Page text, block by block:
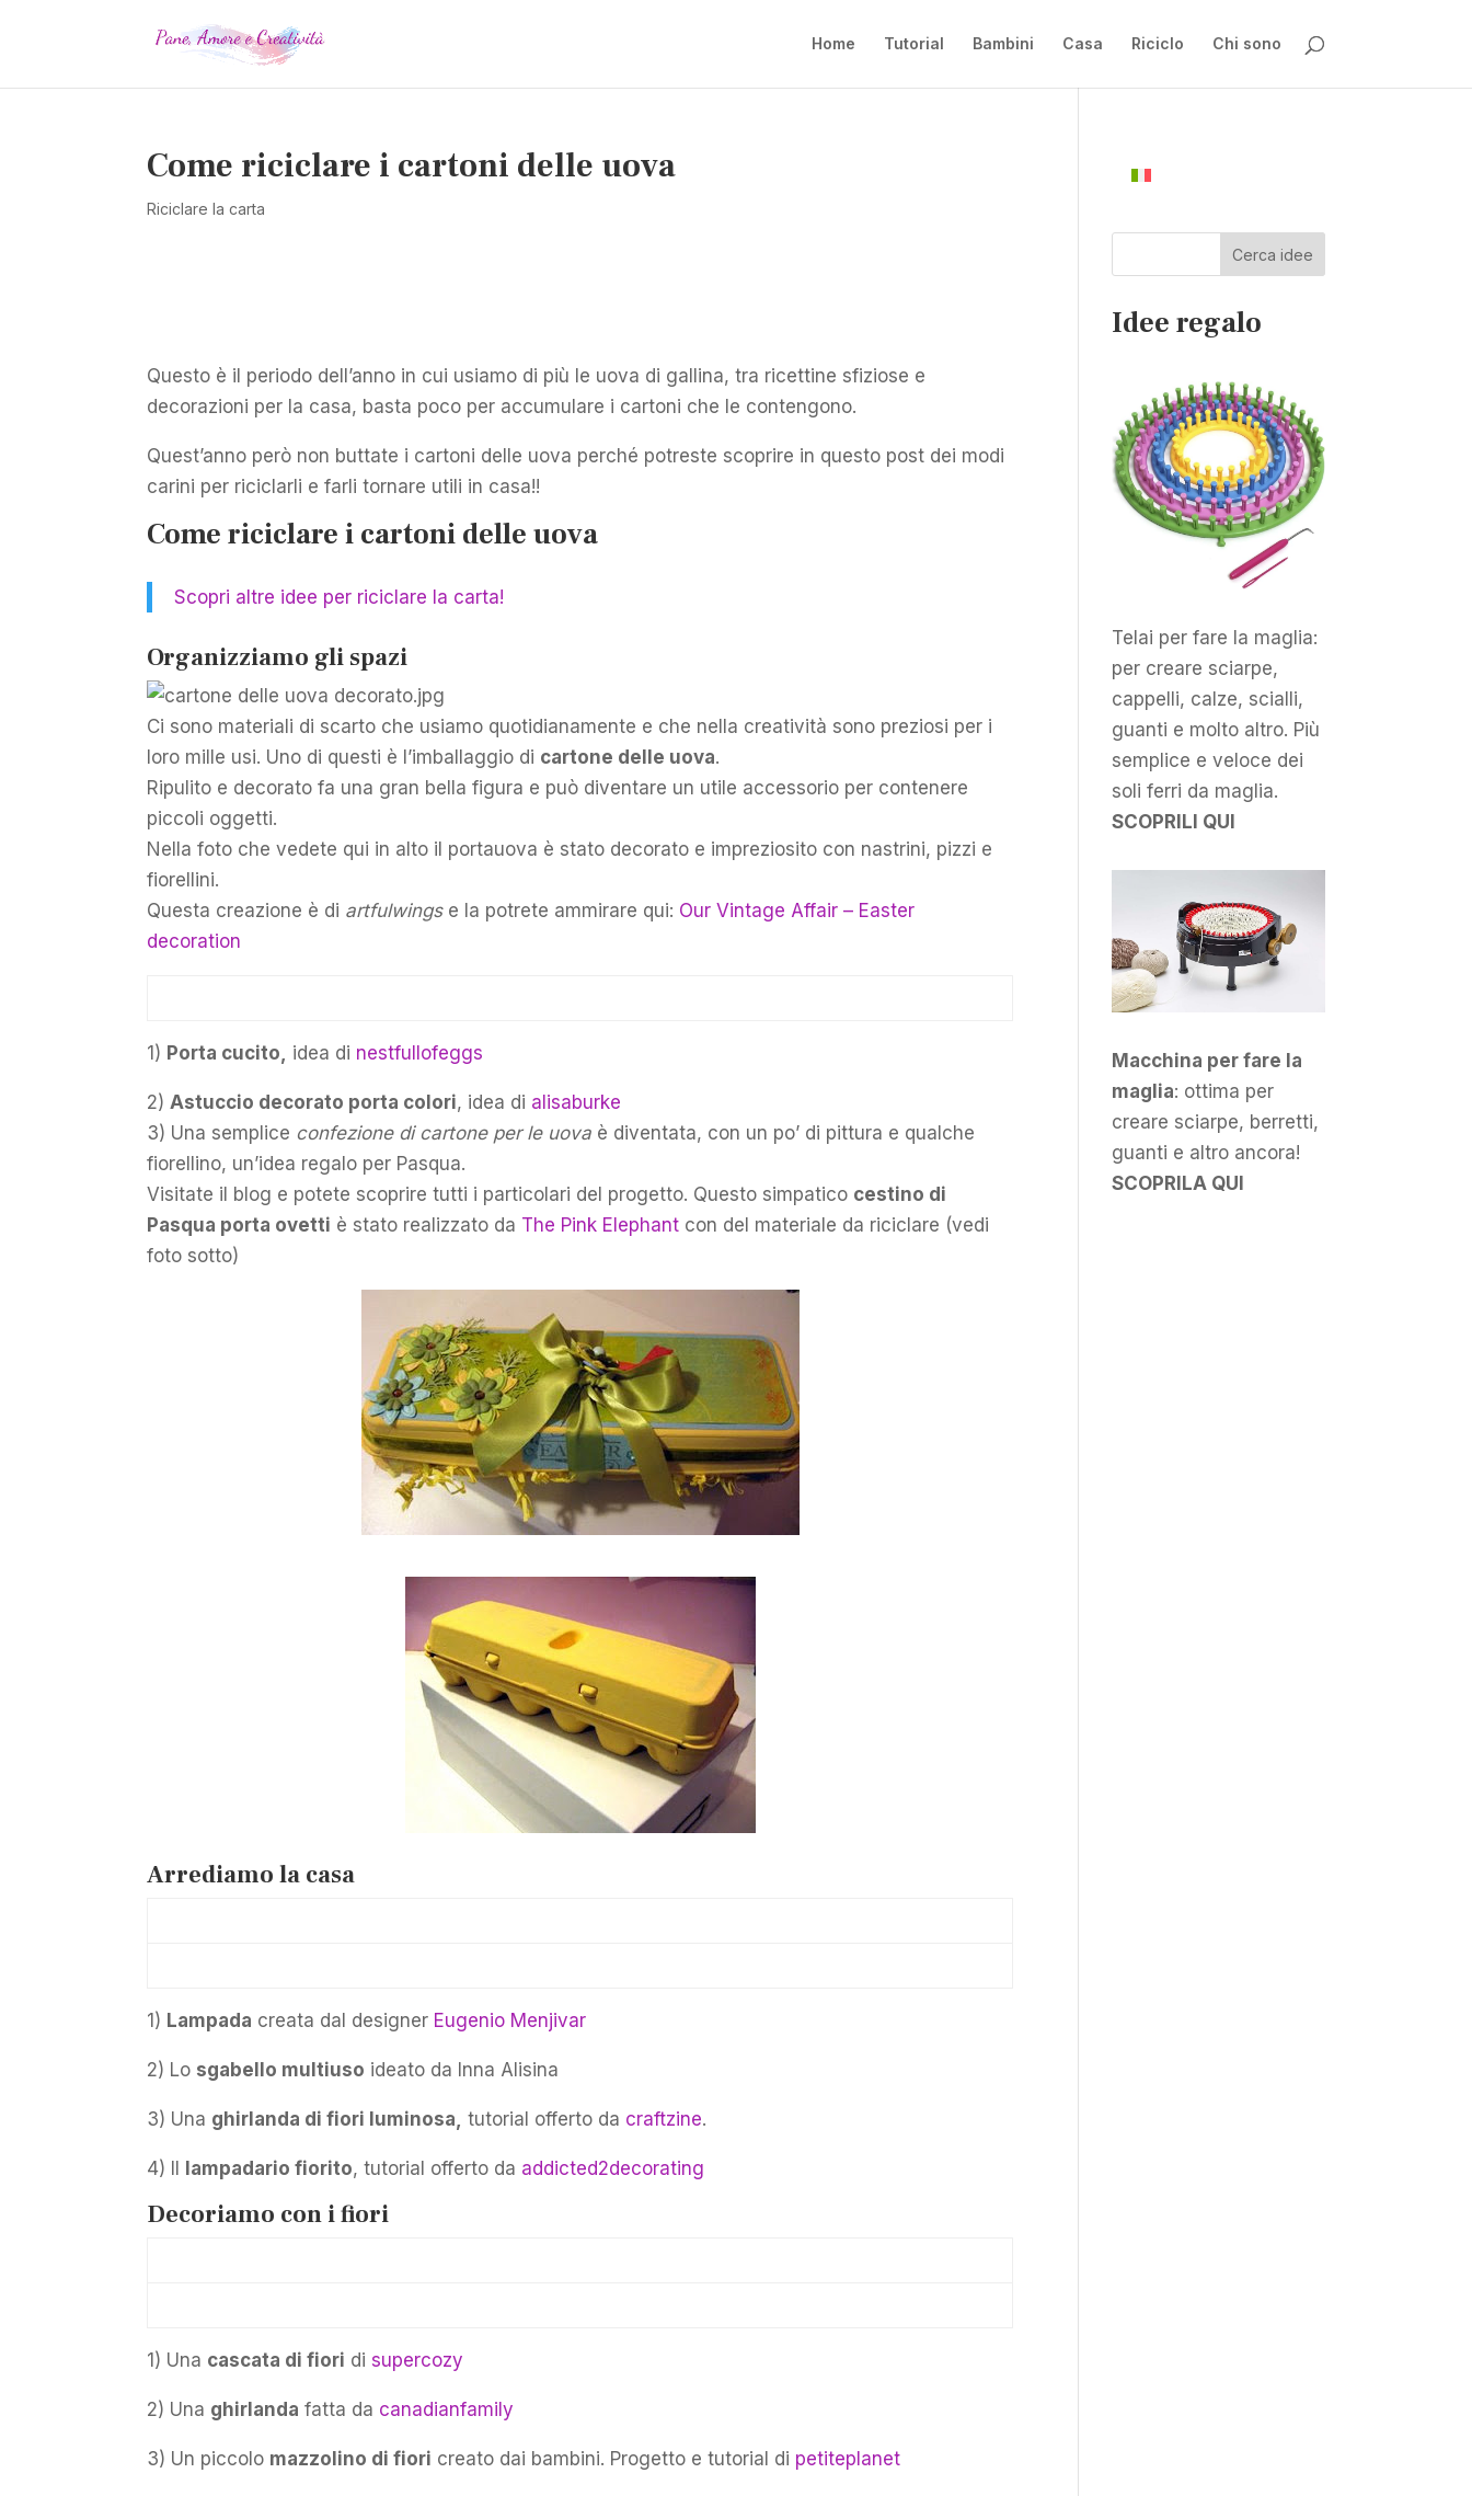
Home Tutorial Bambini Casa Riciclo Chi sono
Come riciclare i cartoni delle uova
Riciclare la carta
Questo è il periodo dell’anno in cui usiamo di più le uova di gallina, tra ricettine sfiziose e
decorazioni per la casa, basta poco per accumulare i cartoni che le contengono.
Quest’anno però non buttate i cartoni delle uova perché potreste scoprire in questo post dei modi
carini per riciclarli e farli tornare utili in casa!!
Come riciclare i cartoni delle uova
Scopri altre idee per riciclare la carta!
Organizziamo gli spazi
Ci sono materiali di scarto che usiamo quotidianamente e che nella creatività sono preziosi per i
loro mille usi. Uno di questi è l’imballaggio di cartone delle uova.
Ripulito e decorato fa una gran bella figura e può diventare un utile accessorio per contenere
piccoli oggetti.
Nella foto che vedete qui in alto il portauova è stato decorato e impreziosito con nastrini, pizzi e
fiorellini.
Questa creazione è di artfulwingse la potrete ammirare qui: Our Vintage Affair – Easter
decoration
1) Porta cucito, idea di nestfullofeggs
2)Astuccio decorato porta colori, idea di alisaburke
3) Una semplice confezione di cartone per le uova è diventata, con un po’ di pittura e qualche
fiorellino, un’idea regalo per Pasqua.
Visitate il blog e potete scoprire tutti i particolari del progetto. Questo simpatico cestino di
Pasqua porta ovetti è stato realizzato da The Pink Elephant con del materiale da riciclare (vedi
foto sotto)
Arrediamo la casa
1) Lampada creata dal designer Eugenio Menjivar
2) Lo sgabello multiuso ideato da Inna Alisina
3) Una ghirlanda di fiori luminosa, tutorial offerto da craftzine.
4) Il lampadario fiorito, tutorial offerto da addicted2decorating
Decoriamo con i fiori
1) Una cascata di fiori disupercozy
2) Una ghirlanda fatta da canadianfamily
3) Un piccolo mazzolino di fiori creato dai bambini. Progetto e tutorial di petiteplanet
Cerca idee
Idee regalo
Telai per fare la maglia:
per creare sciarpe,
cappelli, calze, scialli,
guanti e molto altro. Più
semplice e veloce dei
soli ferri da maglia.
SCOPRILI QUI
Macchina per fare la
maglia: ottima per
creare sciarpe, berretti,
guanti e altro ancora!
SCOPRILA QUI